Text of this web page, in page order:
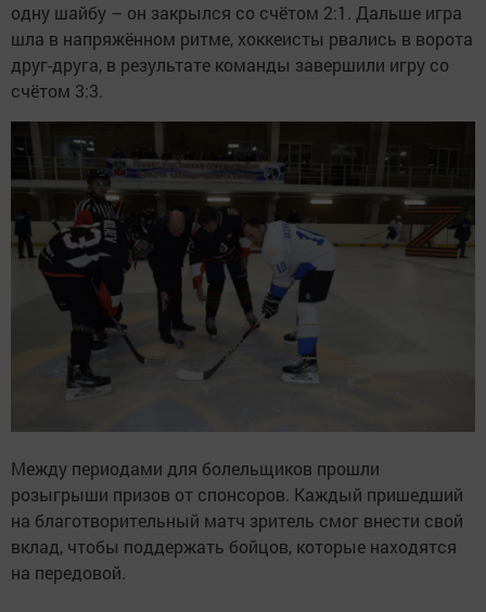
одну шайбу – он закрылся со счётом 2:1. Дальше игра
шла в напряжённом ритме, хоккеисты рвались в ворота
друг-друга, в результате команды завершили игру со
счётом 3:3.
Между периодами для болельщиков прошли
розыгрыши призов от спонсоров. Каждый пришедший
на благотворительный матч зритель смог внести свой
вклад, чтобы поддержать бойцов, которые находятся
на передовой.